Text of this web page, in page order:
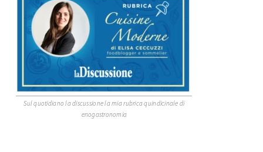
Sul quotidiano la discussione la mia rubrica quindicinale di
enogastronomia